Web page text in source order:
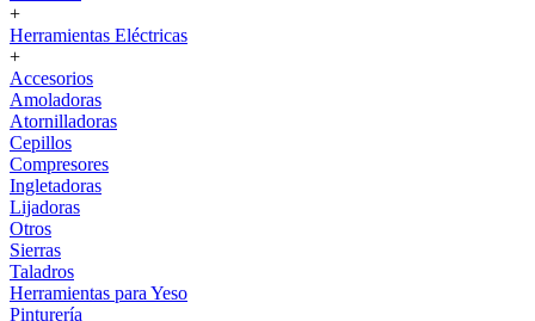
+
Herramientas Eléctricas
+
Accesorios
Amoladoras
Atornilladoras
Cepillos
Compresores
Ingletadoras
Lijadoras
Otros
Sierras
Taladros
Herramientas para Yeso
Pinturería